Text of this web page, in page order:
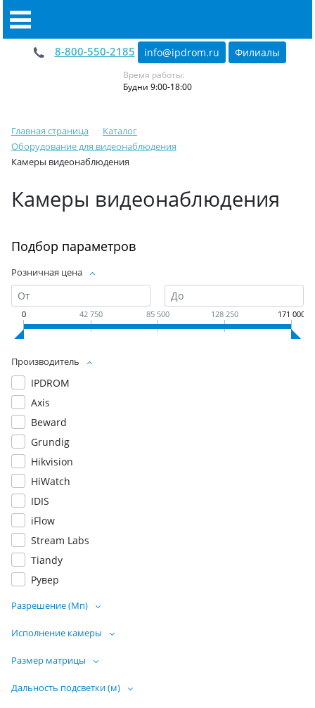
8-800-550-2185 info@ipdrom.ru Филиалы
Время работы:
Будни 9:00-18:00
Главная страница
Каталог
Оборудование для видеонаблюдения
Камеры видеонаблюдения
Камеры видеонаблюдения
Подбор параметров
Розничная цена
0 42 750 85 500 128 250 171 000
Производитель
IPDROM
Axis
Beward
Grundig
Hikvision
HiWatch
IDIS
iFlow
Stream Labs
Tiandy
Рувер
Разрешение (Мп)
Исполнение камеры
Размер матрицы
Дальность подсветки (м)